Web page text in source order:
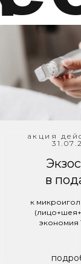
акция
в
к
экономия